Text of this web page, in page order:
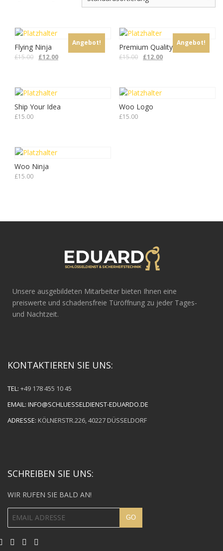
Angebot!
Flying Ninja
£15.00 £12.00
Angebot!
Premium Quality
£15.00 £12.00
Ship Your Idea
£15.00
Woo Logo
£15.00
Woo Ninja
£15.00
Unsere ausgebildeten Mitarbeiter bieten Ihnen eine
preiswerte und schadensfreie Türöffnung zu jeder Tages-
und Nachtzeit.
KONTAKTIEREN SIE UNS:
TEL: +49 178 455 10 45
EMAIL: INFO@SCHLUESSELDIENST-EDUARDO.DE
ADRESSE: KÖLNERSTR.226, 40227 DÜSSELDORF
SCHREIBEN SIE UNS:
WIR RUFEN SIE BALD AN!